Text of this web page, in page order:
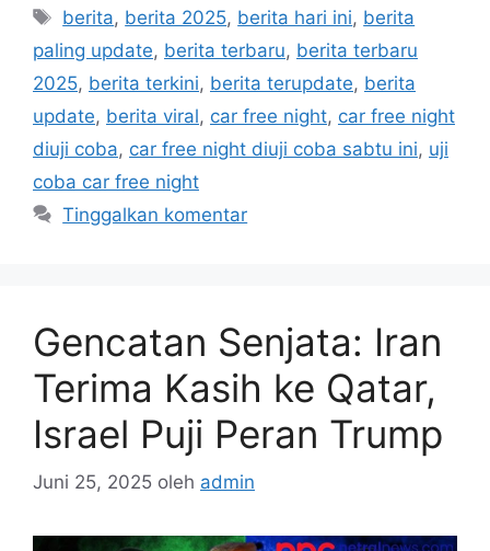
Tag
berita, berita 2025, berita hari ini, berita
paling update, berita terbaru, berita terbaru
2025, berita terkini, berita terupdate, berita
update, berita viral, car free night, car free night
diuji coba, car free night diuji coba sabtu ini, uji
coba car free night
Tinggalkan komentar
Gencatan Senjata: Iran
Terima Kasih ke Qatar,
Israel Puji Peran Trump
Juni 25, 2025 oleh admin